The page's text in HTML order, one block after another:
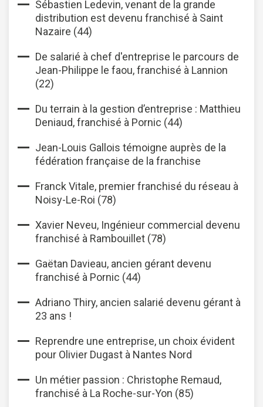
Sébastien Ledevin, venant de la grande
distribution est devenu franchisé à Saint
Nazaire (44)
De salarié à chef d'entreprise le parcours de
Jean-Philippe le faou, franchisé à Lannion
(22)
Du terrain à la gestion d’entreprise : Matthieu
Deniaud, franchisé à Pornic (44)
Jean-Louis Gallois témoigne auprès de la
fédération française de la franchise
Franck Vitale, premier franchisé du réseau à
Noisy-Le-Roi (78)
Xavier Neveu, Ingénieur commercial devenu
franchisé à Rambouillet (78)
Gaëtan Davieau, ancien gérant devenu
franchisé à Pornic (44)
Adriano Thiry, ancien salarié devenu gérant à
23 ans !
Reprendre une entreprise, un choix évident
pour Olivier Dugast à Nantes Nord
Un métier passion : Christophe Remaud,
franchisé à La Roche-sur-Yon (85)